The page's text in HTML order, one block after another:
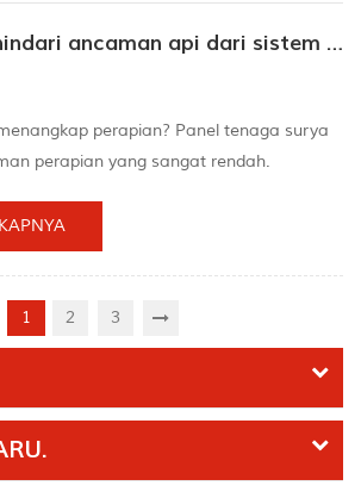
swadaya m...
Tentang menghindari ancaman api dari sistem tenaga surya
perapian? Panel tenaga surya
perapian yang sangat rendah.
ribu pemasangan. Oleh karena itu,
dengan panel energi surya yang
surya, panel ini dirancang khusus untuk
1 2 3